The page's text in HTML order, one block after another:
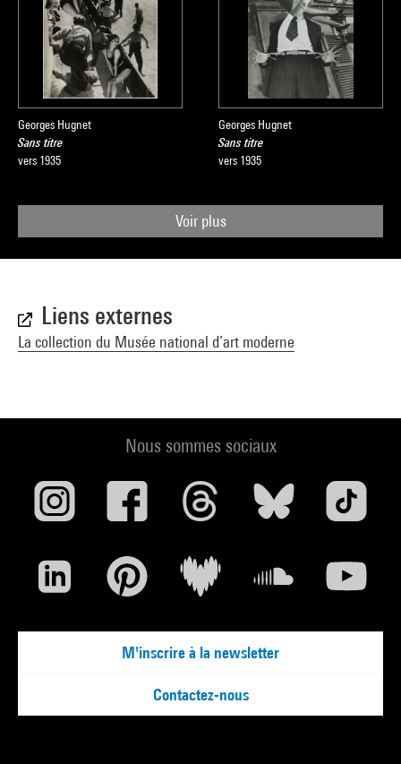
Georges Hugnet
Sans titre
vers 1935
Georges Hugnet
Sans titre
vers 1935
Voir plus
Liens externes
La collection du Musée national d’art moderne
Nous sommes sociaux
M'inscrire à la newsletter
Contactez-nous